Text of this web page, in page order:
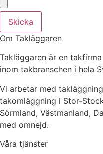
Skicka
Om Takläggaren
Takläggaren är en
inom takbranschen i hela
Vi arbetar med
takomläggning i Stor-
Sörmland, Västmanland,
med omnejd.
Våra tjänster